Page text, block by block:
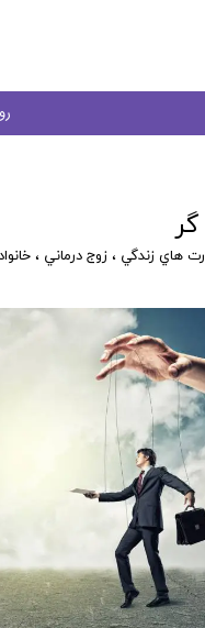
هاي زندگي ، زوج درماني ،